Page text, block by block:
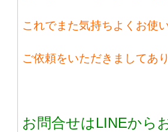
これでまた気持ちよくお使
ご依頼をいただきましてあ
お問合せはLINEから